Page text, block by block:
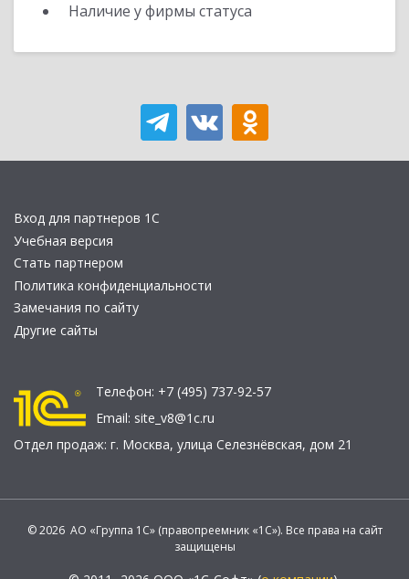
Наличие у фирмы статуса
Вход для партнеров 1С
Учебная версия
Стать партнером
Политика конфиденциальности
Замечания по сайту
Другие сайты
Телефон: +7 (495) 737-92-57
Email: site_v8@1c.ru
Отдел продаж: г. Москва, улица Селезнёвская, дом 21
© 2026 АО «Группа 1С» (правопреемник «1С»). Все права на сайт
защищены